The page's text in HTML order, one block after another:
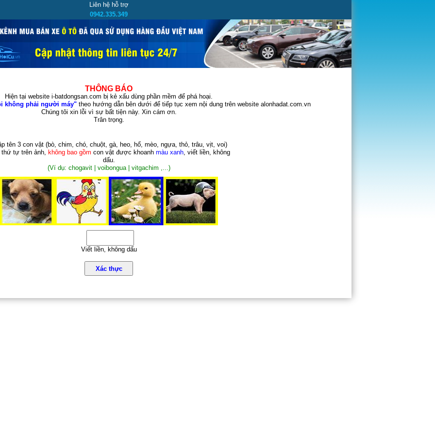
Liên hệ hỗ trợ
0942.335.349
THÔNG BÁO
Hiện tại website i-batdongsan.com bị kẻ xấu dùng phần mềm để phá hoại.
không phải người máy"theo hướng dẫn bên dưới để tiếp tục xem nội dung trên website alonhadat.com.vn
Chúng tôi xin lỗi vì sự bất tiện này. Xin cám ơn.
Trân trọng.
tên 3 con vật (bò, chim, chó, chuột, gà, heo, hổ, mèo, ngựa, thỏ, trâu, vịt, voi)
thứ tự trên ảnh, không bao gồm con vật được khoanh màu xanh, viết liền, không
dấu.
(Ví dụ: chogavit | voibongua | vitgachim ,...)
Viết liền, không dấu
Xác thực